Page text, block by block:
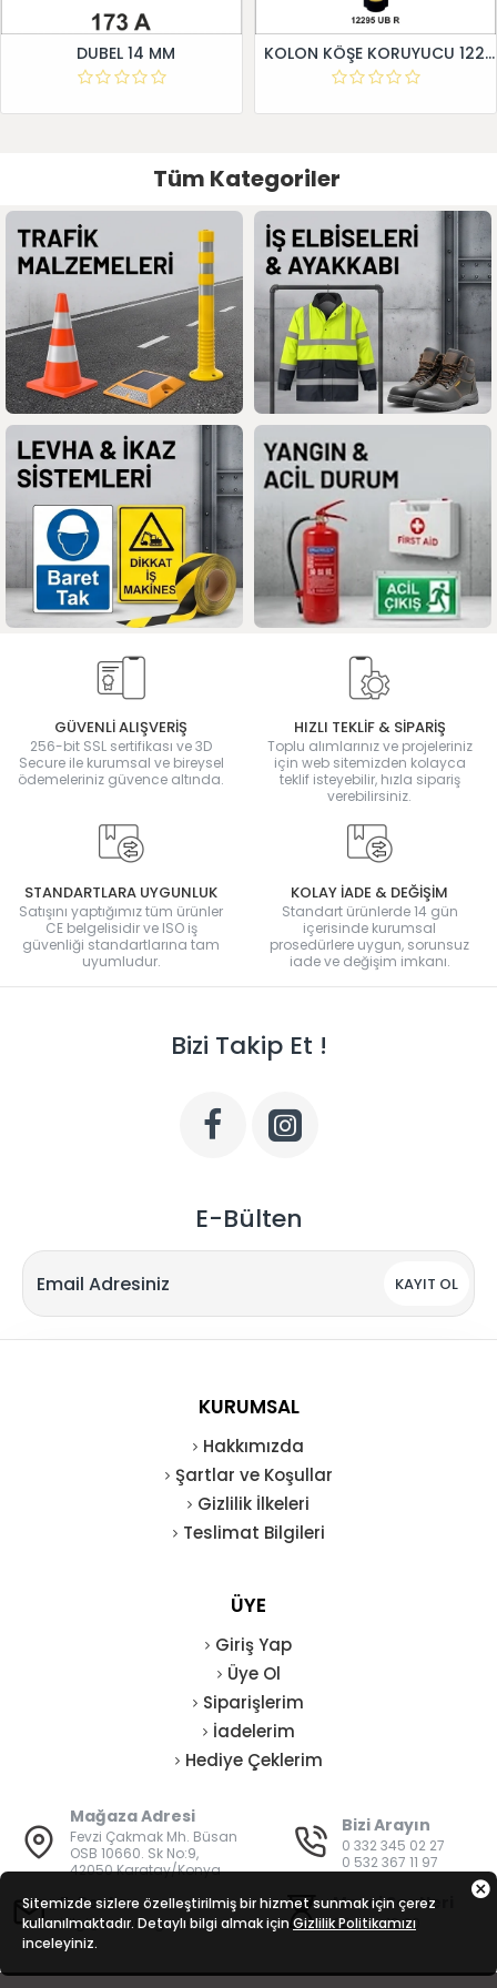
DUBEL 14 MM KOLON KÖŞE KORUYUCU 12295 UB R
Tüm Kategoriler
GÜVENLİ ALIŞVERİŞ
256-bit SSL sertifikası ve 3D
Secure ile kurumsal ve bireysel
ödemeleriniz güvence altında.
HIZLI TEKLİF & SİPARİŞ
Toplu alımlarınız ve projeleriniz
için web sitemizden kolayca
teklif isteyebilir, hızla sipariş
verebilirsiniz.
STANDARTLARA UYGUNLUK
Satışını yaptığımız tüm ürünler
CE belgelisidir ve ISO iş
güvenliği standartlarına tam
uyumludur.
KOLAY İADE & DEĞİŞİM
Standart ürünlerde 14 gün
içerisinde kurumsal
prosedürlere uygun, sorunsuz
iade ve değişim imkanı.
Bizi Takip Et !
E-Bülten
KAYIT OL
KURUMSAL
Hakkımızda
Şartlar ve Koşullar
Gizlilik İlkeleri
Teslimat Bilgileri
ÜYE
Giriş Yap
Üye Ol
Siparişlerim
İadelerim
Hediye Çeklerim
Mağaza Adresi
Fevzi Çakmak Mh. Büsan
OSB 10660. Sk No:9,
42050 Karatay/Konya
Bizi Arayın
0 332 345 02 27
0 532 367 11 97
E-Posta
bilgi@vatanisguvenligi.com
Mesai Saatleri
08:00 - 19:00
Sitemizde sizlere özelleştirilmiş bir hizmet sunmak için çerez
kullanılmaktadır. Detaylı bilgi almak için Gizlilik Politikamızı
inceleyiniz.